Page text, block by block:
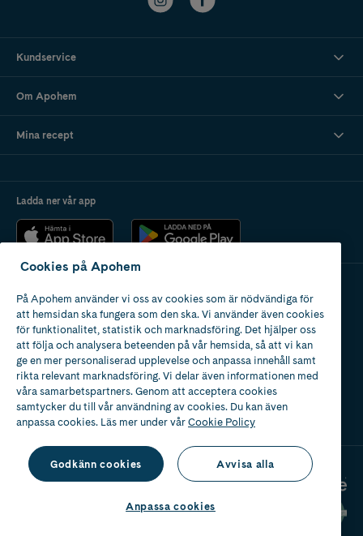
Kundservice
Om Apohem
Mina recept
Ladda ner vår app
Apotek med tillstånd
av Läkemedelsverket
Cookies på Apohem
På Apohem använder vi oss av cookies som är nödvändiga för
att hemsidan ska fungera som den ska. Vi använder även cookies
för funktionalitet, statistik och marknadsföring. Det hjälper oss
att följa och analysera beteenden på vår hemsida, så att vi kan
ge en mer personaliserad upplevelse och anpassa innehåll samt
rikta relevant marknadsföring. Vi delar även informationen med
våra samarbetspartners. Genom att acceptera cookies
samtycker du till vår användning av cookies. Du kan även
anpassa cookies. Läs mer under vårCookie Policy
Godkänn cookies Avvisa alla
Anpassa cookies